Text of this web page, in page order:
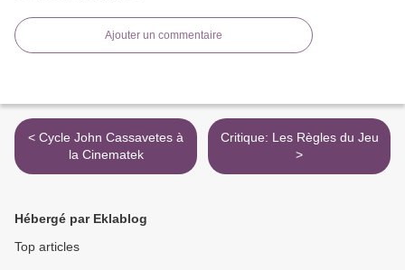
Ajouter un commentaire
< Cycle John Cassavetes à
la Cinematek
Critique: Les Règles du Jeu
>
Hébergé par Eklablog
Top articles